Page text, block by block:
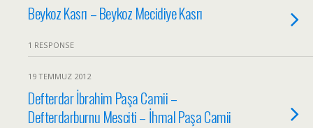
Beykoz Kasrı – Beykoz Mecidiye Kasrı
1 RESPONSE
19 TEMMUZ 2012
Defterdar İbrahim Paşa Camii –
Defterdarburnu Mesciti – İhmal Paşa Camii